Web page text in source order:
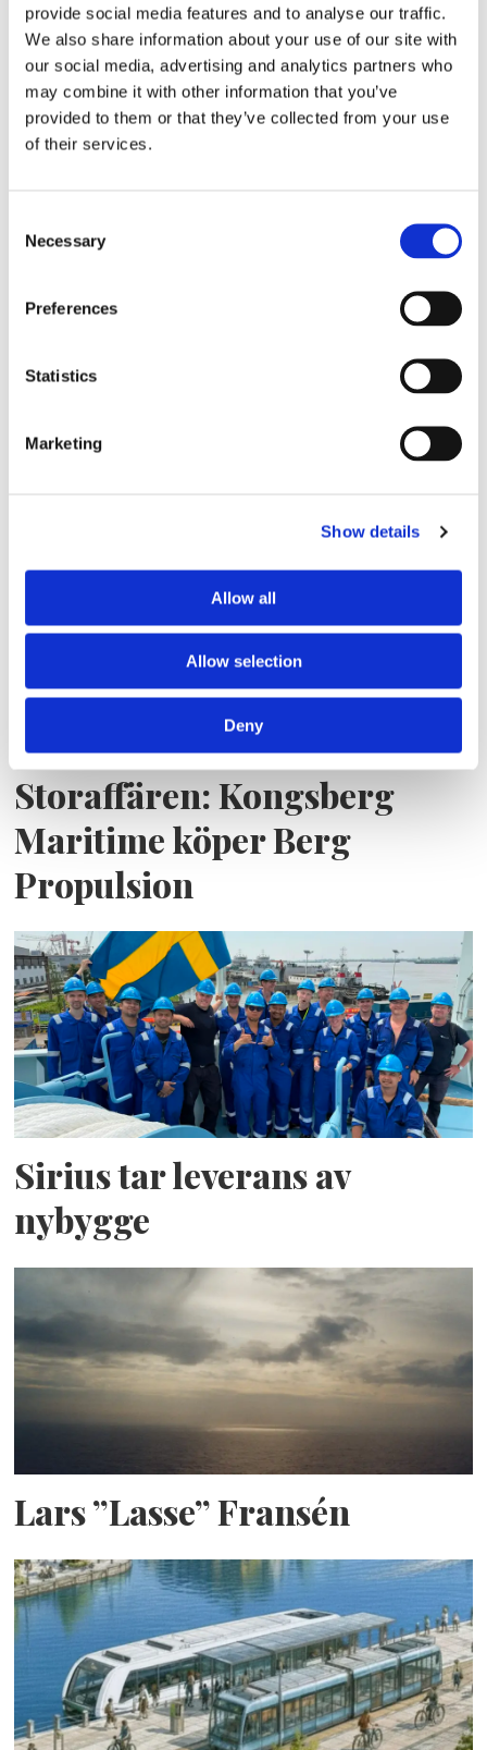
provide social media features and to analyse our traffic.
We also share information about your use of our site with
our social media, advertising and analytics partners who
may combine it with other information that you’ve
provided to them or that they’ve collected from your use
of their services.
Selection
Necessary
Preferences
Statistics
Marketing
Show details
Allow all
Allow selection
Deny
Tallink lyfter halvåret trots
pressade kostnader
bränslekostnader men
Storaffären: Kongsberg
Maritime köper Berg
Propulsion
Sirius tar leverans av
nybygge
Lars ”Lasse” Fransén